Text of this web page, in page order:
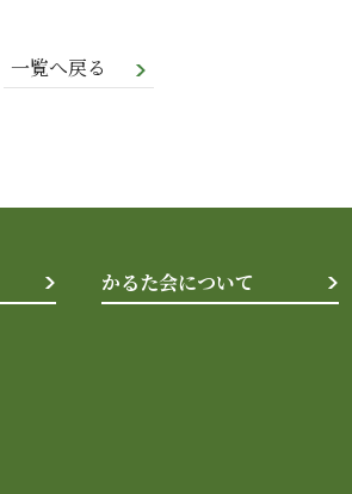
一覧へ戻る
かるた会について